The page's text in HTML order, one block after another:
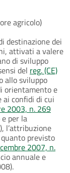
agricolo)
destinazione dei
attivati a valere
di sviluppo
del reg. (CE)
allo sviluppo
orientamento e
ai confidi di cui
2003, n. 269
per la
l’attribuzione
previsto
2007, n.
annuale e